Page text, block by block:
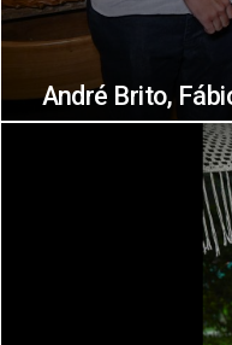
André Brito,